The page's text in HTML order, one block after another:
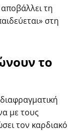
τη
στη
το
με τους
τον καρδιακό